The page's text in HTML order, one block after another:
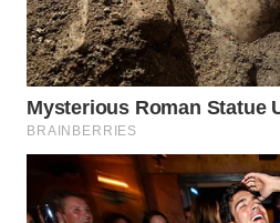
WN
INDRAMAYU
WN
KUNINGAN
WN
MAJALENGKA